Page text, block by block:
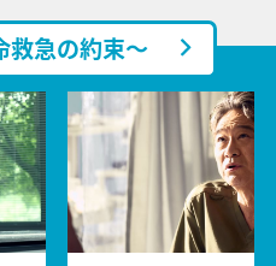
救急の約束～